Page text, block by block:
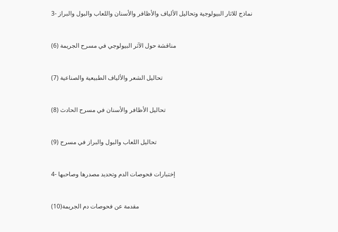
3- نماذج للاثار البيولوجية وتحاليل الألياف والأظافر والأسنان واللعاب والبول والبراز
(6) مناقشة حول الآثر البيولوجي في مسرح الجريمة
(7) تحاليل الشعر والألياف الطبيعية والصناعية
(8) تحاليل الأظافر والأسنان في مسرح الحادث
(9) تحاليل اللعاب والبول والبراز في مسرح
4- إختبارات فحوصات الدم وتحديد مصدرها وصاحبها
(10)مقدمة عن فحوصات دم الجريمة